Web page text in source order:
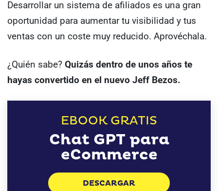
Desarrollar un sistema de afiliados es una gran
oportunidad para aumentar tu visibilidad y tus
ventas con un coste muy reducido. Aprovéchala.
¿Quién sabe? Quizás dentro de unos años te
hayas convertido en el nuevo Jeff Bezos.
EBOOK GRATIS
Chat GPT para
eCommerce
DESCARGAR